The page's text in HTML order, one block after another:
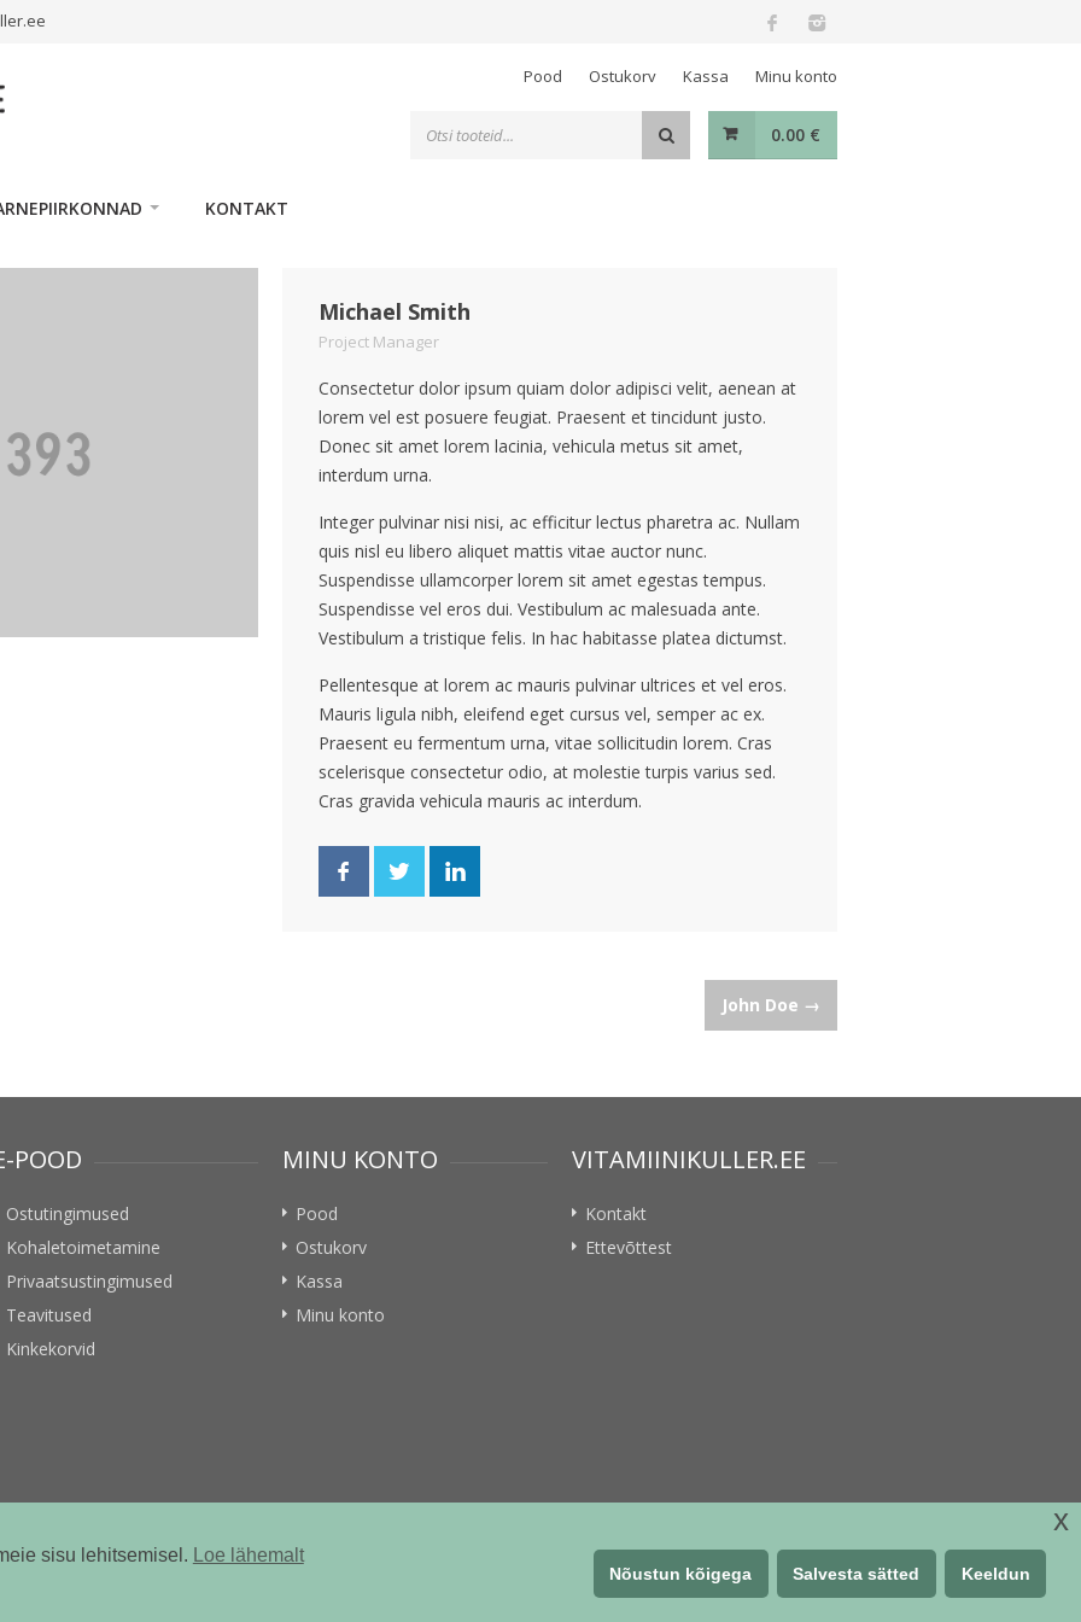
sisu lehitsemisel. Loe lähemalt
Nõustun kõigega Salvesta sätted Keeldun
x
Pood Ostukorv Kassa Minu konto
0.00 €
KONTAKT
Michael Smith
Project Manager
Consectetur dolor ipsum quiam dolor adipisci velit, aenean at
lorem vel est posuere feugiat. Praesent et tincidunt justo.
Donec sit amet lorem lacinia, vehicula metus sit amet,
interdum urna.
Integer pulvinar nisi nisi, ac efficitur lectus pharetra ac. Nullam
quis nisl eu libero aliquet mattis vitae auctor nunc.
Suspendisse ullamcorper lorem sit amet egestas tempus.
Suspendisse vel eros dui. Vestibulum ac malesuada ante.
Vestibulum a tristique felis. In hac habitasse platea dictumst.
Pellentesque at lorem ac mauris pulvinar ultrices et vel eros.
Mauris ligula nibh, eleifend eget cursus vel, semper ac ex.
Praesent eu fermentum urna, vitae sollicitudin lorem. Cras
scelerisque consectetur odio, at molestie turpis varius sed.
Cras gravida vehicula mauris ac interdum.
John Doe →
POOD
Ostutingimused
Kohaletoimetamine
Privaatsustingimused
Teavitused
Kinkekorvid
MINU KONTO
Pood
Ostukorv
Kassa
Minu konto
VITAMIINIKULLER.EE
Kontakt
Ettevõttest